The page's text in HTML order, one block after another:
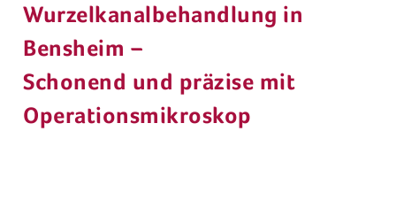
Wurzelkanalbehandlung in
Bensheim –
Schonend und präzise mit
Operationsmikroskop